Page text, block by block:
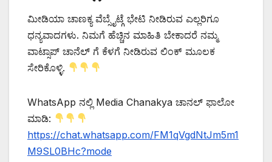
ಮೀಡಿಯಾ ಚಾಣಕ್ಯ ವೆಬ್ಸೈಟ್ಗೆ ಭೇಟಿ ನೀಡಿರುವ ಎಲ್ಲರಿಗೂ
ಧನ್ಯವಾದಗಳು. ನಿಮಗೆ ಹೆಚ್ಚಿನ ಮಾಹಿತಿ ಬೇಕಾದರೆ ನಮ್ಮ
ವಾಟ್ಸಾಪ್ ಚಾನೆಲ್ ಗೆ ಕೆಳಗೆ ನೀಡಿರುವ ಲಿಂಕ್ ಮೂಲಕ
ಸೇರಿಕೊಳ್ಳಿ.
WhatsApp ನಲ್ಲಿ Media Chanakya ಚಾನಲ್ ಫಾಲೋ
ಮಾಡಿ:
https://chat.whatsapp.com/FM1qVgdNtJm5m1
M9SL0BHc?mode